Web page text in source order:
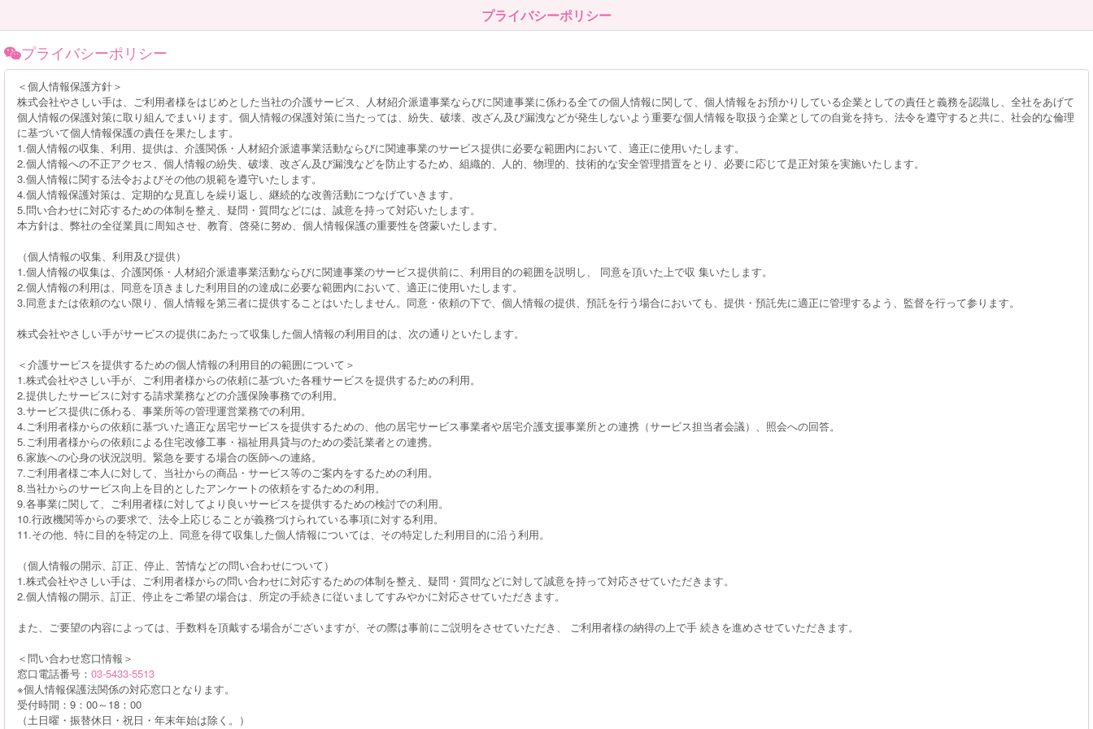
プライバシーポリシー
プライバシーポリシー
＜個人情報保護方針＞
株式会社やさしい手は、ご利用者様をはじめとした当社の介護サービス、人材紹介派遣事業ならびに関連事業に係わる全ての個人情報に関して、個人情報をお預かりしている企業としての責任と義務を認識し、全社をあげて
個人情報の保護対策に取り組んでまいります。個人情報の保護対策に当たっては、紛失、破壊、改ざん及び漏洩などが発生しないよう重要な個人情報を取扱う企業としての自覚を持ち、法令を遵守すると共に、社会的な倫理
に基づいて個人情報保護の責任を果たします。
1.個人情報の収集、利用、提供は、介護関係・人材紹介派遣事業活動ならびに関連事業のサービス提供に必要な範囲内において、適正に使用いたします。
2.個人情報への不正アクセス、個人情報の紛失、破壊、改ざん及び漏洩などを防止するため、組織的、人的、物理的、技術的な安全管理措置をとり、必要に応じて是正対策を実施いたします。
3.個人情報に関する法令およびその他の規範を遵守いたします。
4.個人情報保護対策は、定期的な見直しを繰り返し、継続的な改善活動につなげていきます。
5.問い合わせに対応するための体制を整え、疑問・質問などには、誠意を持って対応いたします。
本方針は、弊社の全従業員に周知させ、教育、啓発に努め、個人情報保護の重要性を啓蒙いたします。
（個人情報の収集、利用及び提供）
1.個人情報の収集は、介護関係・人材紹介派遣事業活動ならびに関連事業のサービス提供前に、利用目的の範囲を説明し、 同意を頂いた上で収 集いたします。
2.個人情報の利用は、同意を頂きました利用目的の達成に必要な範囲内において、適正に使用いたします。
3.同意または依頼のない限り、個人情報を第三者に提供することはいたしません。同意・依頼の下で、個人情報の提供、預託を行う場合においても、提供・預託先に適正に管理するよう、監督を行って参ります。
株式会社やさしい手がサービスの提供にあたって収集した個人情報の利用目的は、次の通りといたします。
＜介護サービスを提供するための個人情報の利用目的の範囲について＞
1.株式会社やさしい手が、ご利用者様からの依頼に基づいた各種サービスを提供するための利用。
2.提供したサービスに対する請求業務などの介護保険事務での利用。
3.サービス提供に係わる、事業所等の管理運営業務での利用。
4.ご利用者様からの依頼に基づいた適正な居宅サービスを提供するための、他の居宅サービス事業者や居宅介護支援事業所との連携（サービス担当者会議）、照会への回答。
5.ご利用者様からの依頼による住宅改修工事・福祉用具貸与のための委託業者との連携。
6.家族への心身の状況説明。緊急を要する場合の医師への連絡。
7.ご利用者様ご本人に対して、当社からの商品・サービス等のご案内をするための利用。
8.当社からのサービス向上を目的としたアンケートの依頼をするための利用。
9.各事業に関して、ご利用者様に対してより良いサービスを提供するための検討での利用。
10.行政機関等からの要求で、法令上応じることが義務づけられている事項に対する利用。
11.その他、特に目的を特定の上、同意を得て収集した個人情報については、その特定した利用目的に沿う利用。
（個人情報の開示、訂正、停止、苦情などの問い合わせについて）
1.株式会社やさしい手は、ご利用者様からの問い合わせに対応するための体制を整え、疑問・質問などに対して誠意を持って対応させていただきます。
2.個人情報の開示、訂正、停止をご希望の場合は、所定の手続きに従いましてすみやかに対応させていただきます。
また、ご要望の内容によっては、手数料を頂戴する場合がございますが、その際は事前にご説明をさせていただき、 ご利用者様の納得の上で手 続きを進めさせていただきます。
＜問い合わせ窓口情報＞
窓口電話番号： 03-5433-5513
※個人情報保護法関係の対応窓口となります。
受付時間：9：00～18：00
（土日曜・振替休日・祝日・年末年始は除く。）